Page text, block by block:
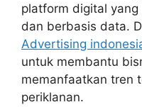
platform digital
dan berbasis data.
Advertising
untuk membantu
memanfaatkan tren
periklanan.